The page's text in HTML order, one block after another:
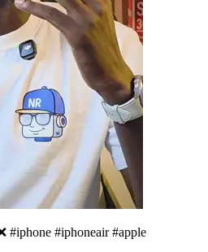
#iphone #iphoneair #apple